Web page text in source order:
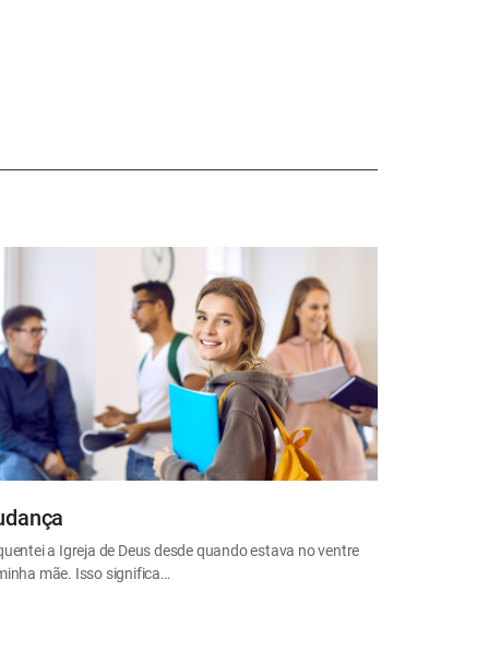
a Igreja de Deus desde quando estava no ventre
mãe. Isso significa…